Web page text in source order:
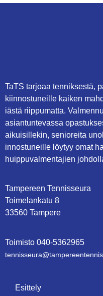
TaTS tarjoaa tenniksestä,
kiinnostuneille kaiken
iästä riippumatta.
asiantuntevassa
aikuisillekin, senioreita
innostuneille löytyy omat
huippuvalmentajien
Tampereen Tennisseura
Toimelankatu 8
33560 Tampere
Toimisto 040-5362965
Esittely